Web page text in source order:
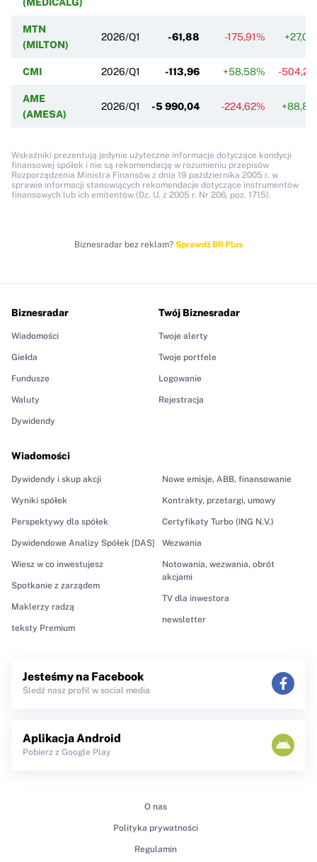
MTN
(MILTON)
2026/Q1 -61,88 -175,91%
CMI 2026/Q1 -113,96 +58,58% -
AME
(AMESA)
2026/Q1 -5 990,04 -224,62%
Wskaźniki prezentują jedynie użyteczne informacje dotyczące kondycji
finansowej spółek i nie są rekomendacją w rozumieniu przepisów
Rozporządzenia Ministra Finansów z dnia 19 października 2005 r. w
sprawie informacji stanowiących rekomendacje dotyczące instrumentów
finansowych lub ich emitentów (Dz. U. z 2005 r. Nr 206, poz. 1715).
Biznesradar bez reklam? Sprawdź BR Plus
Biznesradar
Wiadomości
Giełda
Fundusze
Waluty
Dywidendy
Wiadomości
Dywidendy i skup akcji
Wyniki spółek
Perspektywy dla spółek
Dywidendowe Analizy Spółek [DAS]
Wiesz w co inwestujesz
Spotkanie z zarządem
Maklerzy radzą
teksty Premium
Nowe emisje, ABB, finansowanie
Kontrakty, przetargi, umowy
Certyfikaty Turbo (ING N.V.)
Wezwania
Notowania, wezwania, obrót
akcjami
TV dla inwestora
newsletter
Twój Biznesradar
Twoje alerty
Twoje portfele
Logowanie
Rejestracja
Jesteśmy na Facebook
Śledź nasz profil w social media
Aplikacja Android
Pobierz z Google Play
O nas
Polityka prywatności
Regulamin